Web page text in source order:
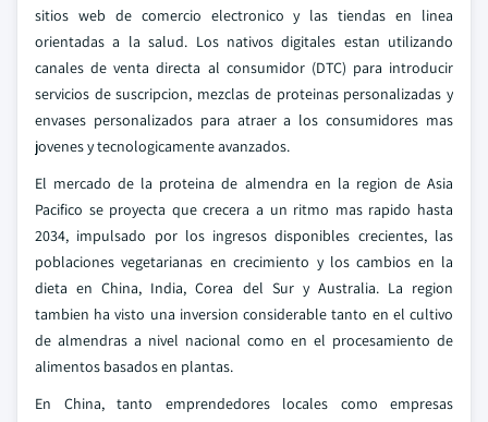
sitios web de comercio electronico y las tiendas en linea
orientadas a la salud. Los nativos digitales estan utilizando
canales de venta directa al consumidor (DTC) para introducir
servicios de suscripcion, mezclas de proteinas personalizadas y
envases personalizados para atraer a los consumidores mas
jovenes y tecnologicamente avanzados.
El mercado de la proteina de almendra en la region de Asia
Pacifico se proyecta que crecera a un ritmo mas rapido hasta
2034, impulsado por los ingresos disponibles crecientes, las
poblaciones vegetarianas en crecimiento y los cambios en la
dieta en China, India, Corea del Sur y Australia. La region
tambien ha visto una inversion considerable tanto en el cultivo
de almendras a nivel nacional como en el procesamiento de
alimentos basados en plantas.
En China, tanto emprendedores locales como empresas